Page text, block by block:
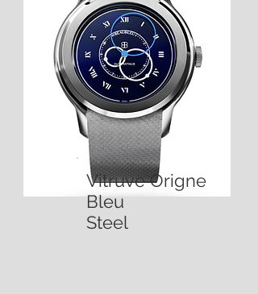
Vitruve Origne
Bleu
Steel